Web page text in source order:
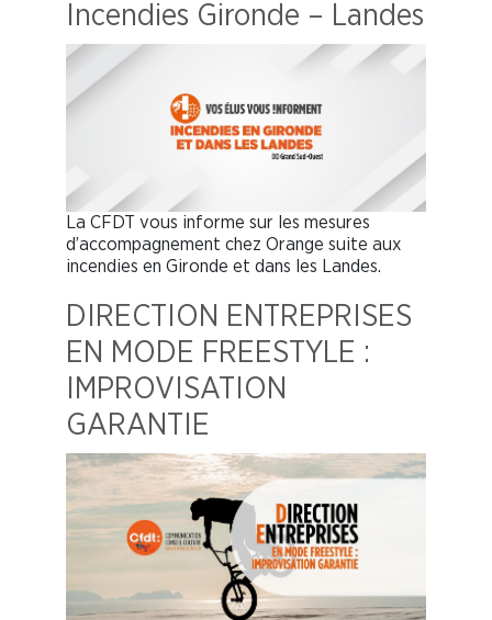
Incendies Gironde – Landes
La CFDT vous informe sur les mesures
d’accompagnement chez Orange suite aux
incendies en Gironde et dans les Landes.
DIRECTION ENTREPRISES
EN MODE FREESTYLE :
IMPROVISATION
GARANTIE